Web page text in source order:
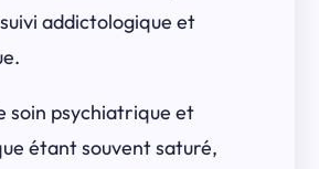
addictologique et
soin psychiatrique et
étant souvent saturé,